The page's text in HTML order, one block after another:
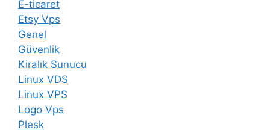
E-ticaret
Etsy Vps
Genel
Güvenlik
Kiralık Sunucu
Linux VDS
Linux VPS
Logo Vps
Plesk